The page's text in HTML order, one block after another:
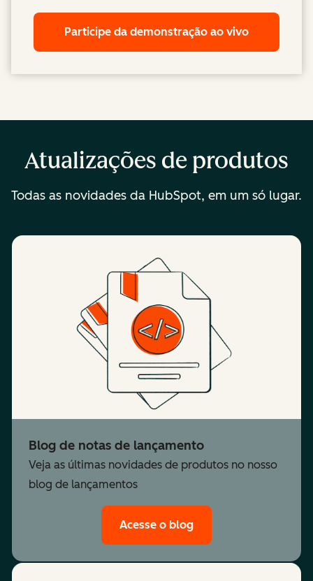
Participe da demonstração ao vivo
Atualizações de produtos
Todas as novidades da HubSpot, em um só lugar.
Blog de notas de lançamento
Veja as últimas novidades de produtos no nosso
blog de lançamentos
Acesse o blog